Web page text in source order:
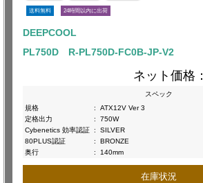
送料無料 24時間以内に出荷
DEEPCOOL
PL750D R-PL750D-FC0B-JP-V2
ネット価格：
スペック
規格
:
ATX12V Ver 3
定格出力
:
750W
Cybenetics 効率認証 :
SILVER
80PLUS認証
:
BRONZE
奥行
: 140mm
在庫状況